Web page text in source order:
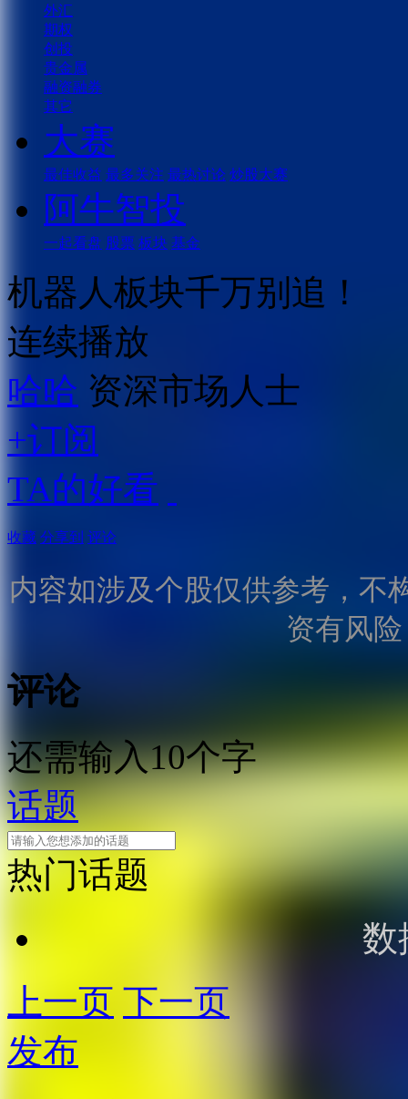
外汇
期权
创投
贵金属
融资融券
其它
大赛
最佳收益 最多关注 最热讨论 炒股大赛
阿牛智投
一起看盘 股票 板块 基金
机器人板块千万别追！
连续播放
哈哈 资深市场人士
+订阅
TA的好看
收藏 分享到 评论
内容如涉及个股仅供参考，不
资有风
评论
还需输入10个字
话题
热门话题
数
上一页 下一页
发布